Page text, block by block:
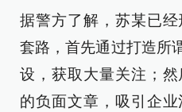
据警方了解，苏某已
套路，首先通过打造所
设，获取大量关注；
的负面文章，吸引企